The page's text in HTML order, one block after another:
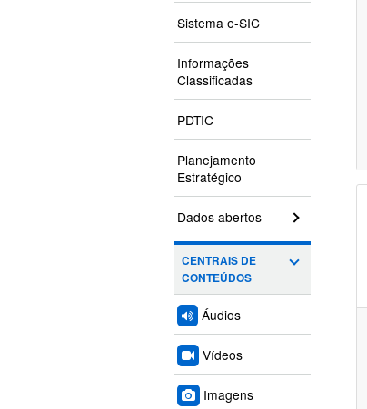
Sistema e-SIC
Informações
Classificadas
PDTIC
Planejamento
Estratégico
Dados abertos
CENTRAIS DE
CONTEÚDOS
Áudios
Vídeos
Imagens